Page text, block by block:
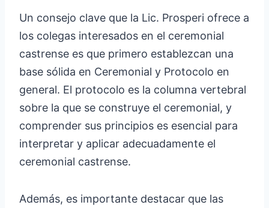
Un consejo clave que la Lic. Prosperi ofrece a
los colegas interesados en el ceremonial
castrense es que primero establezcan una
base sólida en Ceremonial y Protocolo en
general. El protocolo es la columna vertebral
sobre la que se construye el ceremonial, y
comprender sus principios es esencial para
interpretar y aplicar adecuadamente el
ceremonial castrense.
Además, es importante destacar que las